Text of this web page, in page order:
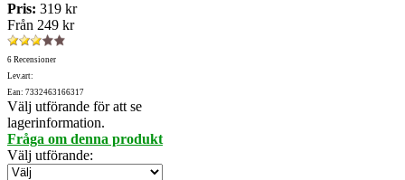
Pris: 319 kr
Från 249 kr
6 Recensioner
Lev.art:
Ean: 7332463166317
Välj utförande för att se
lagerinformation.
Fråga om denna produkt
Välj utförande: